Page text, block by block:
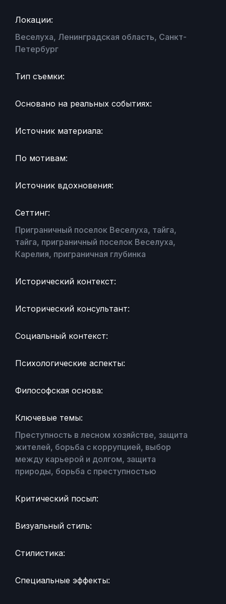
Локации:
Веселуха, Ленинградская область, Санкт-
Петербург
Тип съемки:
Основано на реальных событиях:
Источник материала:
По мотивам:
Источник вдохновения:
Сеттинг:
Приграничный поселок Веселуха, тайга,
тайга, приграничный поселок Веселуха,
Карелия, приграничная глубинка
Исторический контекст:
Исторический консультант:
Социальный контекст:
Психологические аспекты:
Философская основа:
Ключевые темы:
Преступность в лесном хозяйстве, защита
жителей, борьба с коррупцией, выбор
между карьерой и долгом, защита
природы, борьба с преступностью
Критический посыл:
Визуальный стиль:
Стилистика:
Специальные эффекты: